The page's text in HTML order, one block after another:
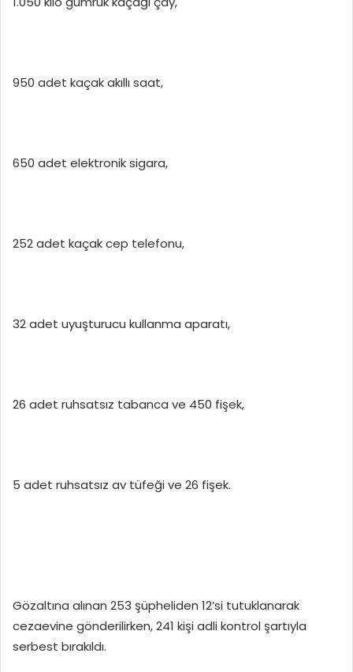
950 adet kaçak akıllı saat,
650 adet elektronik sigara,
252 adet kaçak cep telefonu,
32 adet uyuşturucu kullanma aparatı,
26 adet ruhsatsız tabanca ve 450 fişek,
5 adet ruhsatsız av tüfeği ve 26 fişek.
Gözaltına alınan 253 şüpheliden 12’si tutuklanarak
cezaevine gönderilirken, 241 kişi adli kontrol şartıyla
serbest bırakıldı.